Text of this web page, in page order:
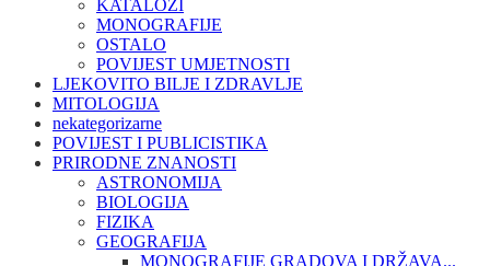
KATALOZI
MONOGRAFIJE
OSTALO
POVIJEST UMJETNOSTI
LJEKOVITO BILJE I ZDRAVLJE
MITOLOGIJA
nekategorizarne
POVIJEST I PUBLICISTIKA
PRIRODNE ZNANOSTI
ASTRONOMIJA
BIOLOGIJA
FIZIKA
GEOGRAFIJA
MONOGRAFIJE GRADOVA I DRŽAVA...